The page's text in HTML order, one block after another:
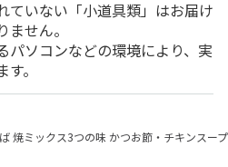
ていない「小道具類」はお届け
せん。
パソコンなどの環境により、実
。
焼ミックス3つの味 かつお節・チキンスー